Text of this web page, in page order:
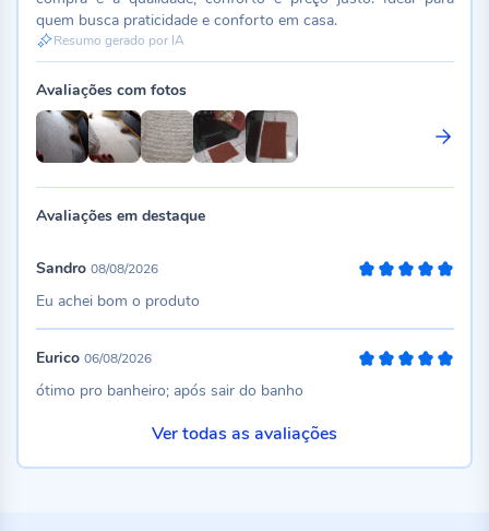
quem busca praticidade e conforto em casa.
Resumo gerado por IA
Avaliações com fotos
Avaliações em destaque
Sandro 08/08/2026
Eu achei bom o produto
Eurico 06/08/2026
ótimo pro banheiro; após sair do banho
Ver todas as avaliações